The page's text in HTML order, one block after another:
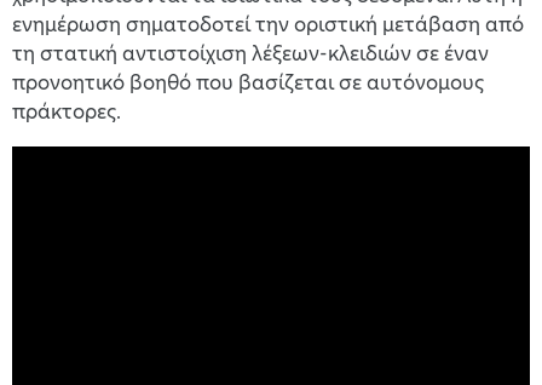
ενημέρωση σηματοδοτεί την οριστική μετάβαση από
τη στατική αντιστοίχιση λέξεων-κλειδιών σε έναν
προνοητικό βοηθό που βασίζεται σε αυτόνομους
πράκτορες.